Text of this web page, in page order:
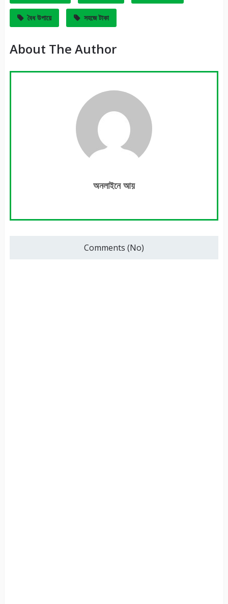
বৈধ উপায়ে সহজে টাকা
About The Author
অনলাইনে আয়
Comments (No)